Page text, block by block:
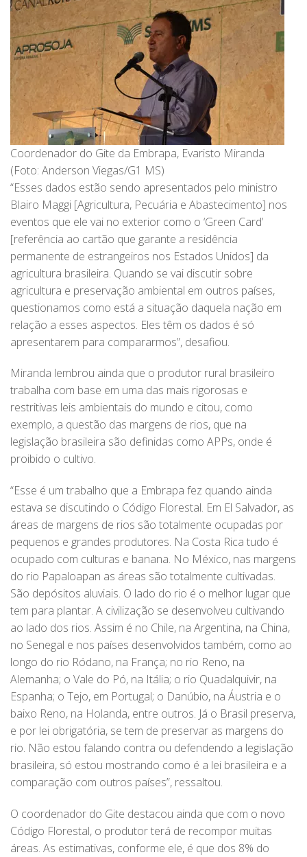
Coordenador do Gite da Embrapa, Evaristo Miranda
(Foto: Anderson Viegas/G1 MS)
“Esses dados estão sendo apresentados pelo ministro
Blairo Maggi [Agricultura, Pecuária e Abastecimento] nos
eventos que ele vai no exterior como o ‘Green Card’
[referência ao cartão que garante a residência
permanente de estrangeiros nos Estados Unidos] da
agricultura brasileira. Quando se vai discutir sobre
agricultura e preservação ambiental em outros países,
questionamos como está a situação daquela nação em
relação a esses aspectos. Eles têm os dados é só
apresentarem para compararmos”, desafiou.
Miranda lembrou ainda que o produtor rural brasileiro
trabalha com base em uma das mais rigorosas e
restritivas leis ambientais do mundo e citou, como
exemplo, a questão das margens de rios, que na
legislação brasileira são definidas como APPs, onde é
proibido o cultivo.
“Esse é um trabalho que a Embrapa fez quando ainda
estava se discutindo o Código Florestal. Em El Salvador, as
áreas de margens de rios são totalmente ocupadas por
pequenos e grandes produtores. Na Costa Rica tudo é
ocupado com culturas e banana. No México, nas margens
do rio Papaloapan as áreas são totalmente cultivadas.
São depósitos aluviais. O lado do rio é o melhor lugar que
tem para plantar. A civilização se desenvolveu cultivando
ao lado dos rios. Assim é no Chile, na Argentina, na China,
no Senegal e nos países desenvolvidos também, como ao
longo do rio Ródano, na França; no rio Reno, na
Alemanha; o Vale do Pó, na Itália; o rio Quadalquivir, na
Espanha; o Tejo, em Portugal; o Danúbio, na Áustria e o
baixo Reno, na Holanda, entre outros. Já o Brasil preserva,
e por lei obrigatória, se tem de preservar as margens do
rio. Não estou falando contra ou defendendo a legislação
brasileira, só estou mostrando como é a lei brasileira e a
comparação com outros países”, ressaltou.
O coordenador do Gite destacou ainda que com o novo
Código Florestal, o produtor terá de recompor muitas
áreas. As estimativas, conforme ele, é que dos 8% do